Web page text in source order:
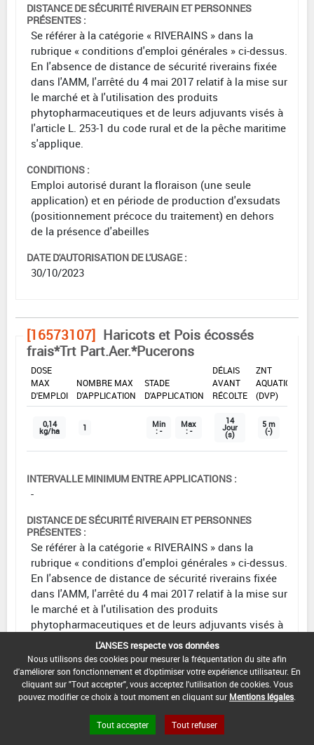
DISTANCE DE SÉCURITÉ RIVERAIN ET PERSONNES
PRÉSENTES :
Se référer à la catégorie « RIVERAINS » dans la
rubrique « conditions d'emploi générales » ci-dessus.
En l'absence de distance de sécurité riverains fixée
dans l'AMM, l'arrêté du 4 mai 2017 relatif à la mise sur
le marché et à l'utilisation des produits
phytopharmaceutiques et de leurs adjuvants visés à
l'article L. 253-1 du code rural et de la pêche maritime
s'applique.
CONDITIONS :
Emploi autorisé durant la floraison (une seule
application) et en période de production d'exsudats
(positionnement précoce du traitement) en dehors
de la présence d'abeilles
DATE D'AUTORISATION DE L'USAGE :
30/10/2023
[16573107] Haricots et Pois écossés
frais*Trt Part.Aer.*Pucerons
DOSE
MAX
D'EMPLOI
NOMBRE MAX
D'APPLICATION
STADE
D'APPLICATION
DÉLAIS
AVANT
RÉCOLTE
ZNT
AQUATIQUE
(DVP)
0,14
kg/ha 1 Min
: -
Max
: -
14
Jour
(s)
5 m
(-)
INTERVALLE MINIMUM ENTRE APPLICATIONS :
-
DISTANCE DE SÉCURITÉ RIVERAIN ET PERSONNES
PRÉSENTES :
Se référer à la catégorie « RIVERAINS » dans la
rubrique « conditions d'emploi générales » ci-dessus.
En l'absence de distance de sécurité riverains fixée
dans l'AMM, l'arrêté du 4 mai 2017 relatif à la mise sur
le marché et à l'utilisation des produits
phytopharmaceutiques et de leurs adjuvants visés à
l'article L. 253-1 du code rural et de la pêche maritime
s'applique.
CONDITIONS :
Uniquement sur pois écossés frais
Emploi autorisé durant la floraison (une seule
application) et en période de production d'exsudats
L'ANSES respecte vos données
Nous utilisons des cookies pour mesurer la fréquentation du site afin
d'améliorer son fonctionnement et d'optimiser votre expérience utilisateur. En
cliquant sur "Tout accepter", vous acceptez l'utilisation de cookies. Vous
pouvez modifier ce choix à tout moment en cliquant sur Mentions légales
Tout accepter Tout refuser